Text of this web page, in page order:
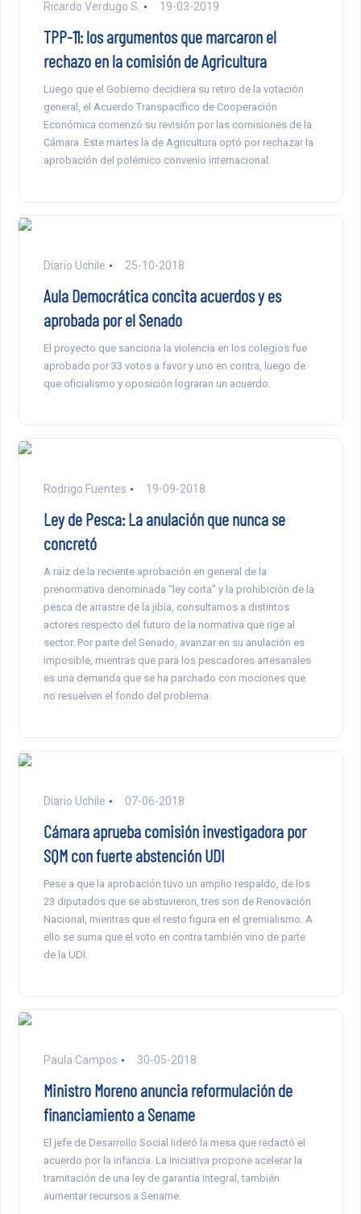
Ricardo Verdugo S. 19-03-2019
TPP-11: los argumentos que marcaron el
rechazo en la comisión de Agricultura
Luego que el Gobierno decidiera su retiro de la votación
general, el Acuerdo Transpacífico de Cooperación
Económica comenzó su revisión por las comisiones de la
Cámara. Este martes la de Agricultura optó por rechazar la
aprobación del polémico convenio internacional.
Diario Uchile 25-10-2018
Aula Democrática concita acuerdos y es
aprobada por el Senado
El proyecto que sanciona la violencia en los colegios fue
aprobado por 33 votos a favor y uno en contra, luego de
que oficialismo y oposición lograran un acuerdo.
Rodrigo Fuentes 19-09-2018
Ley de Pesca: La anulación que nunca se
concretó
A raíz de la reciente aprobación en general de la
prenormativa denominada “ley corta” y la prohibición de la
pesca de arrastre de la jibia, consultamos a distintos
actores respecto del futuro de la normativa que rige al
sector. Por parte del Senado, avanzar en su anulación es
imposible, mientras que para los pescadores artesanales
es una demanda que se ha parchado con mociones que
no resuelven el fondo del problema.
Diario Uchile 07-06-2018
Cámara aprueba comisión investigadora por
SQM con fuerte abstención UDI
Pese a que la aprobación tuvo un amplio respaldo, de los
23 diputados que se abstuvieron, tres son de Renovación
Nacional, mientras que el resto figura en el gremialismo. A
ello se suma que el voto en contra también vino de parte
de la UDI.
Paula Campos 30-05-2018
Ministro Moreno anuncia reformulación de
financiamiento a Sename
El jefe de Desarrollo Social lideró la mesa que redactó el
acuerdo por la infancia. La iniciativa propone acelerar la
tramitación de una ley de garantía integral, también
aumentar recursos a Sename.